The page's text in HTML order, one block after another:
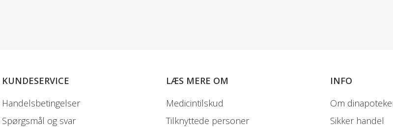
KUNDESERVICE
Handelsbetingelser
Spørgsmål og svar
LÆS MERE OM
Medicintilskud
Tilknyttede personer
INFO
Om
Sikker handel